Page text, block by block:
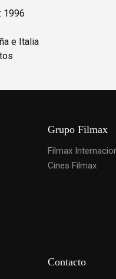
1996
e Italia
Grupo Filmax
Filmax
Cines Filmax
Contacto